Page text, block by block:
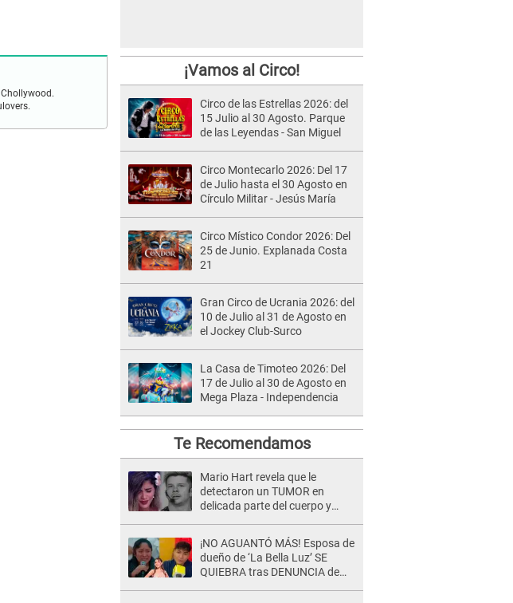
¡Vamos al Circo!
Circo de las Estrellas 2026: del
15 Julio al 30 Agosto. Parque
de las Leyendas - San Miguel
Circo Montecarlo 2026: Del 17
de Julio hasta el 30 Agosto en
Círculo Militar - Jesús María
Circo Místico Condor 2026: Del
25 de Junio. Explanada Costa
21
Gran Circo de Ucrania 2026: del
10 de Julio al 31 de Agosto en
el Jockey Club-Surco
La Casa de Timoteo 2026: Del
17 de Julio al 30 de Agosto en
Mega Plaza - Independencia
Te Recomendamos
Mario Hart revela que le
detectaron un TUMOR en
delicada parte del cuerpo y
muy fuertes..."
¡NO AGUANTÓ MÁS! Esposa de
dueño de ‘La Bella Luz’ SE
QUIEBRA tras DENUNCIA de